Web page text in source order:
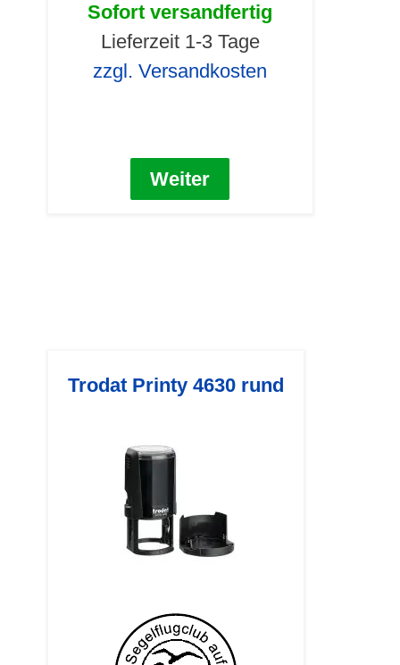
Sofort versandfertig
Lieferzeit 1-3 Tage
zzgl. Versandkosten
Weiter
Trodat Printy 4630 rund